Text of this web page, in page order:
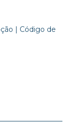
| Código de